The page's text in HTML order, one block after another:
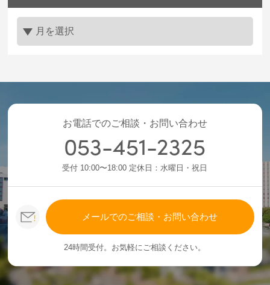
お電話でのご相談・お問い合わせ
053-451-2325
受付 10:00〜18:00 定休日：水曜日・祝日
メールでのご相談・お問い合わせ
24時間受付。お気軽にご相談ください。